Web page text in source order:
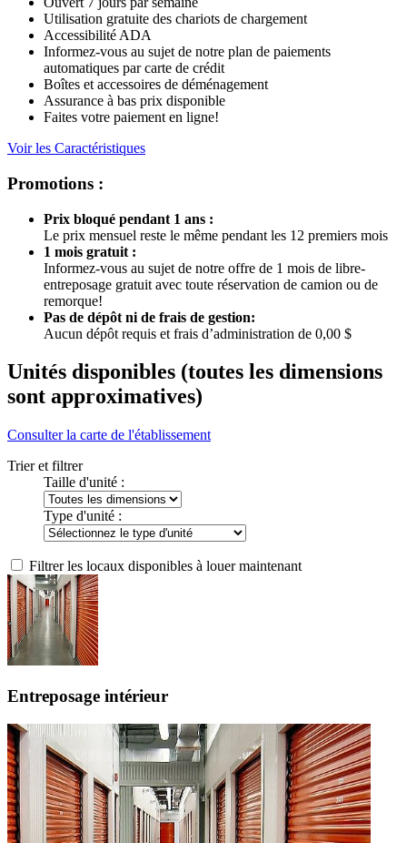
Utilisation gratuite des chariots de chargement
Accessibilité ADA
Informez-vous au sujet de notre plan de paiements
automatiques par carte de crédit
Boîtes et accessoires de déménagement
Assurance à bas prix disponible
Faites votre paiement en ligne!
Voir les Caractéristiques
Promotions :
Prix bloqué pendant 1 ans :
Le prix mensuel reste le même pendant les 12 premiers mois
1 mois gratuit :
Informez-vous au sujet de notre offre de 1 mois de libre-
entreposage gratuit avec toute réservation de camion ou de
remorque!
Pas de dépôt ni de frais de gestion:
Aucun dépôt requis et frais d’administration de 0,00 $
Unités disponibles (toutes les dimensions
sont approximatives)
Consulter la carte de l'établissement
Trier et filtrer
Taille d'unité :
Type d'unité :
Filtrer les locaux disponibles à louer maintenant
Entreposage intérieur